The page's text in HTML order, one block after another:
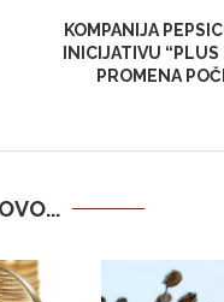
KOMPANIJA
INICIJATIVU
PROMENA